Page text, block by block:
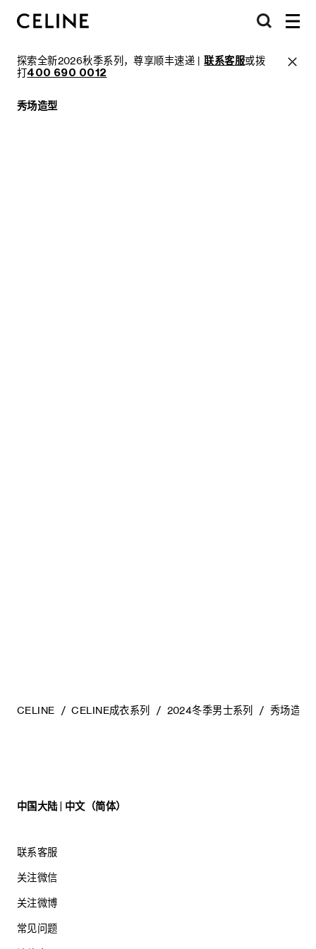
探索全新2026秋季系列，尊享顺丰速递 |联系客服或拨
打400 690 0012
秀场造型
CELINE CELINE成衣系列 2024冬季男士系列 秀场造型
中国大陆 | 中文（简体）
联系客服
关注微信
关注微博
常见问题